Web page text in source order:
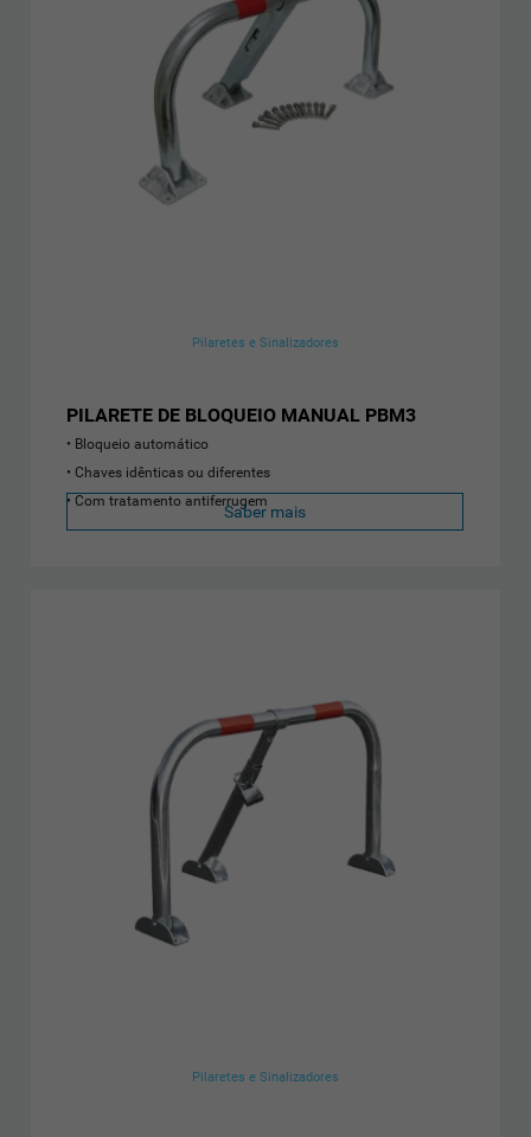
Pilaretes e Sinalizadores
PILARETE DE BLOQUEIO MANUAL PBM3
Bloqueio automático
Chaves idênticas ou diferentes
Com tratamento antiferrugem
Saber mais
Pilaretes e Sinalizadores